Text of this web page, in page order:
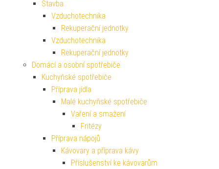
Stavba
Vzduchotechnika
Rekuperační jednotky
Vzduchotechnika
Rekuperační jednotky
Domácí a osobní spotřebiče
Kuchyňské spotřebiče
Příprava jídla
Malé kuchyňské spotřebiče
Vaření a smažení
Fritézy
Příprava nápojů
Kávovary a příprava kávy
Příslušenství ke kávovarům